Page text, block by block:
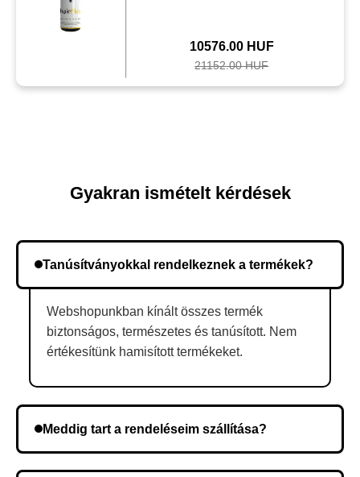
10576.00 HUF
21152.00 HUF
Gyakran ismételt kérdések
Tanúsítványokkal rendelkeznek a termékek?
Webshopunkban kínált összes termék
biztonságos, természetes és tanúsított. Nem
értékesítünk hamisított termékeket.
Meddig tart a rendeléseim szállítása?